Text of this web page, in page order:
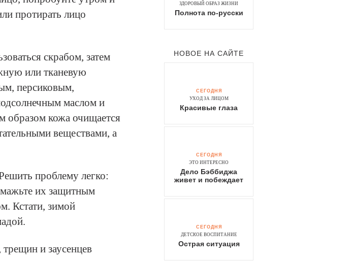
протирать лицо
скрабом, затем
или тканевую
персиковым,
маслом и
образом кожа очищается
веществами, а
проблему легко:
их защитным
Кстати, зимой
и заусенцев
ЗДОРОВЫЙ ОБРАЗ ЖИЗНИ
Полнота по-русски
НОВОЕ НА САЙТЕ
СЕГОДНЯ
УХОД ЗА ЛИЦОМ
Красивые глаза
СЕГОДНЯ
ЭТО ИНТЕРЕСНО
Дело Бэббиджа
живет и побеждает
СЕГОДНЯ
ДЕТСКОЕ ВОСПИТАНИЕ
Острая ситуация